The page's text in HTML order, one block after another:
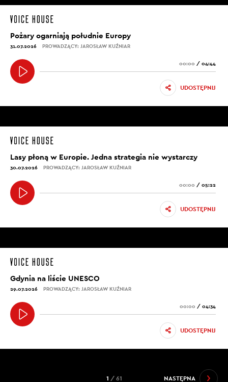
Pożary ogarniają południe Europy
31.07.2026 PROWADZĄCY: JAROSŁAW KUŹNIAR
00:00 / 04:44
UDOSTĘPNIJ
Lasy płoną w Europie. Jedna strategia nie wystarczy
30.07.2026 PROWADZĄCY: JAROSŁAW KUŹNIAR
00:00 / 05:22
UDOSTĘPNIJ
Gdynia na liście UNESCO
29.07.2026 PROWADZĄCY: JAROSŁAW KUŹNIAR
00:00 / 04:34
UDOSTĘPNIJ
NASTĘPNA
1 / 61